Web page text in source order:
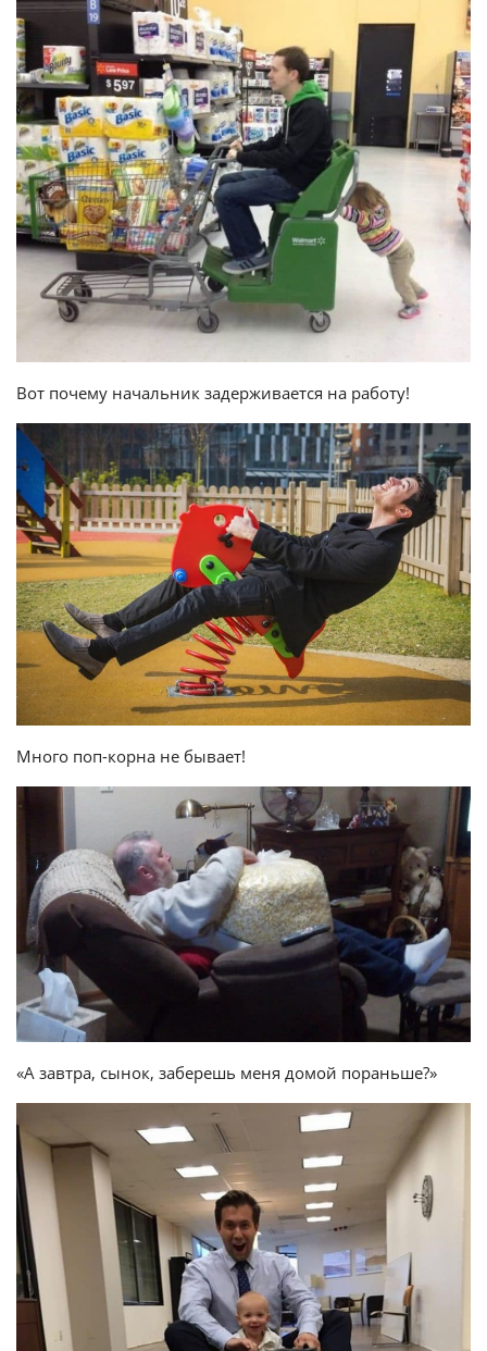
Вот почему начальник задерживается на работу!
Много поп-корна не бывает!
«А завтра, сынок, заберешь меня домой пораньше?»